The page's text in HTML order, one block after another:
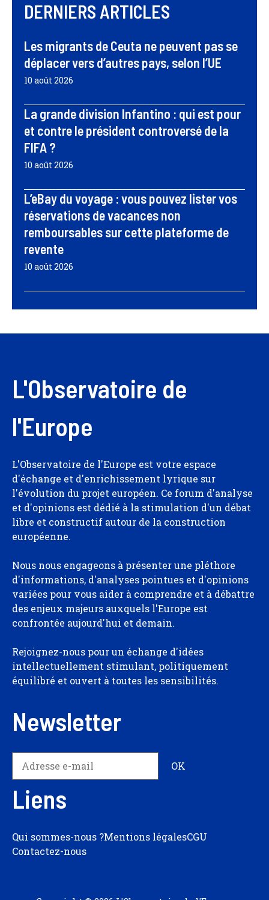
DERNIERS ARTICLES
Les migrants de Ceuta ne peuvent pas se
déplacer vers d’autres pays, selon l’UE
10 août 2026
La grande division Infantino : qui est pour
et contre le président controversé de la
FIFA ?
10 août 2026
L’eBay du voyage : vous pouvez lister vos
réservations de vacances non
remboursables sur cette plateforme de
revente
10 août 2026
L'Observatoire de
l'Europe
L'Observatoire de l'Europe est votre espace
d'échange et d'enrichissement lyrique sur
l'évolution du projet européen. Ce forum d'analyse
et d'opinions est dédié à la stimulation d'un débat
libre et constructif autour de la construction
européenne.
Nous nous engageons à présenter une pléthore
d'informations, d'analyses pointues et d'opinions
variées pour vous aider à comprendre et à débattre
des enjeux majeurs auxquels l'Europe est
confrontée aujourd'hui et demain.
Rejoignez-nous pour un échange d'idées
intellectuellement stimulant, politiquement
équilibré et ouvert à toutes les sensibilités.
Newsletter
Liens
Qui sommes-nous ?Mentions légalesCGU
Contactez-nous